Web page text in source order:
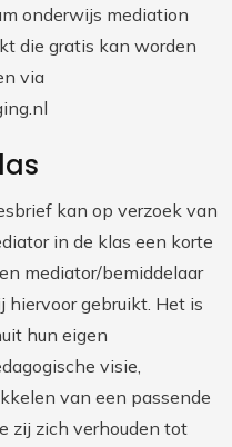
onderwijs mediation
die gratis kan worden
via
kan op verzoek van
in de klas een korte
mediator/bemiddelaar
gebruikt. Het is
hun eigen
visie,
van een passende
zij zich verhouden tot